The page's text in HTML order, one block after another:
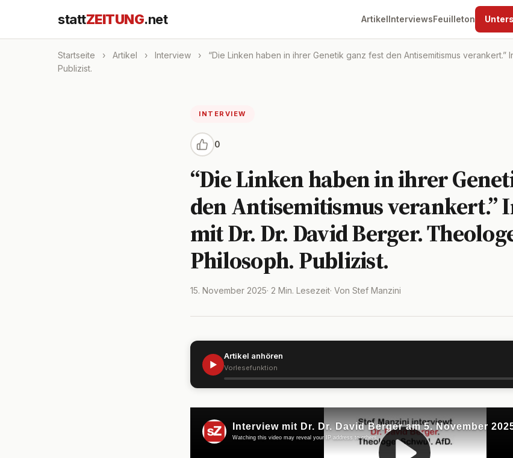
stattZEITUNG.net ArtikelInterviewsFeuilleton
Startseite › Artikel › Interview ›
“Die Linken haben in ihrer Genetik ganz fest den Antisemitismus
Publizist.
INTERVIEW
0
“Die Linken haben in ihrer
den Antisemitismus verankert.”
mit Dr. Dr. David Berger.
Philosoph. Publizist.
15. November 2025· 2 Min. Lesezeit· Von Stef Manzini
▶
Artikel anhören
Vorlesefunktion